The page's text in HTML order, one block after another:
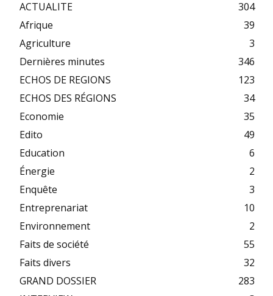
ACTUALITE
304
Afrique
39
Agriculture
3
Dernières minutes
346
ECHOS DE REGIONS
123
ECHOS DES RÉGIONS
34
Economie
35
Edito
49
Education
6
Énergie
2
Enquête
3
Entreprenariat
10
Environnement
2
Faits de société
55
Faits divers
32
GRAND DOSSIER
283